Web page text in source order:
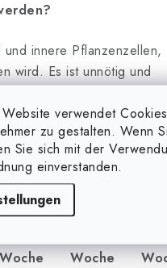
verwendet
zu gestalten. Wenn
Sie sich mit der
einverstanden.
und innere Pflanzenzellen,
wird. Es ist unnötig und
Produktes
Woche
Woche